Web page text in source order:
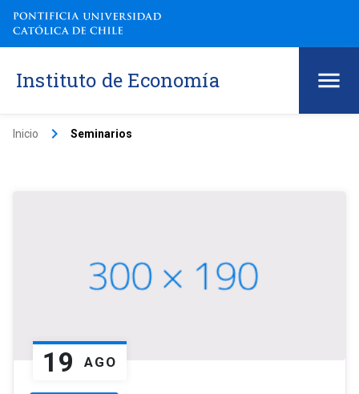
Instituto de Economía
Inicio keyboard_arrow_right Seminarios
19 AGO